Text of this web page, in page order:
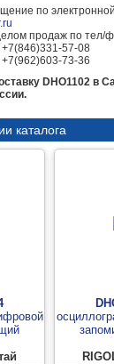
по
продаж по тел/
57-08
73-36
DHO1102 в
каталога